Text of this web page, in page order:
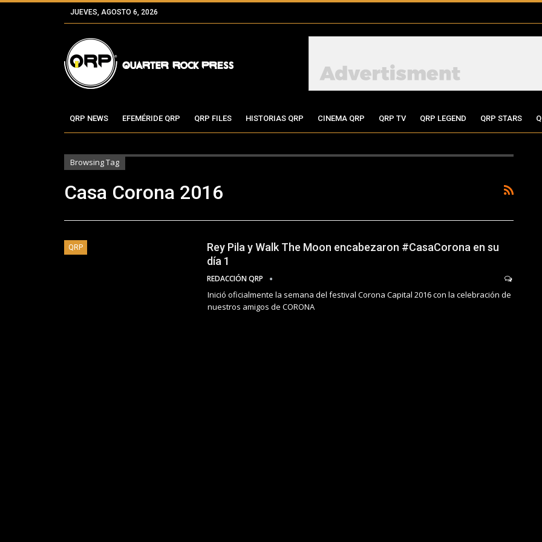
JUEVES, AGOSTO 6, 2026
QRP NEWS EFEMÉRIDE QRP QRP FILES HISTORIAS QRP CINEMA QRP QRP TV QRP LEGEND QRP STARS
Browsing Tag
Casa Corona 2016
QRP
Rey Pila y Walk The Moon encabezaron #CasaCorona en su
día 1
REDACCIÓN QRP
Inició oficialmente la semana del festival Corona Capital 2016 con la celebración de
nuestros amigos de CORONA